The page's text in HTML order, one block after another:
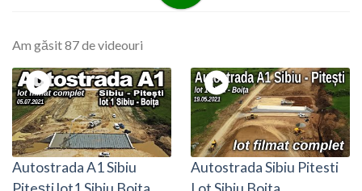
Am găsit 87 de videouri
Autostrada A1 Sibiu
Autostrada Sibiu Pitesti